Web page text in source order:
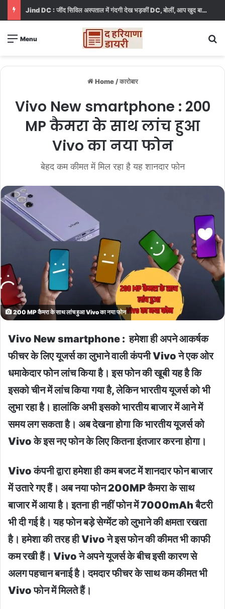
Jind DC : जींद सिविल अस्पताल में गंदगी देख भड़कीं DC, बोलीं, आप खुद बाथरूम में खड़े होकर दिखाओ
Menu
Home / कारोबार
Vivo New smartphone : 200
MP कैमरा के साथ लांच हुआ
Vivo का नया फोन
बेहद कम कीमत में मिल रहा है यह शानदार फोन
200 MP कैमरा के साथ लांच हुआ Vivo का नया फोन
Vivo New smartphone : हमेशा ही अपने आकर्षक
फीचर के लिए यूजर्स का लुभाने वाली कंपनी Vivo ने एक ओर
धमाकेदार फोन लांच किया है। इस फोन की खूबी यह है कि
इसको चीन में लांच किया गया है, लेकिन भारतीय यूजर्स को भी
लुभा रहा है। हालांकि अभी इसको भारतीय बाजार में आने में
समय लग सकता है। अब देखना होगा कि भारतीय यूजर्स को
Vivo के इस नए फोन के लिए कितना इंतजार करना होगा।
Vivo कंपनी द्वारा हमेशा ही कम बजट में शानदार फोन बाजार
में उतारे गए हैं। अब नया फोन 200MP कैमरा के साथ
बाजार में आया है। इतना ही नहीं फोन में 7000mAh बैटरी
भी दी गई है। यह फोन बड़े सेग्मेंट को लुभाने की क्षमता रखता
है। हमेशा की तरह ही Vivo ने इस फोन की कीमत भी काफी
कम रखी हैं। Vivo ने अपने यूजर्स के बीच इसी कारण से
अलग पहचान बनाई है। दमदार फीचर के साथ कम कीमत भी
Vivo फोन में मिलते हैं।